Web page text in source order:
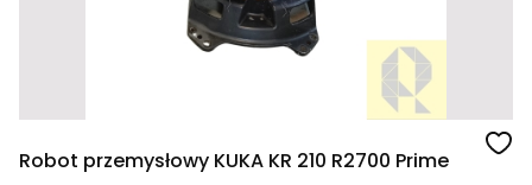
Robot przemysłowy KUKA KR 210 R2700 Prime